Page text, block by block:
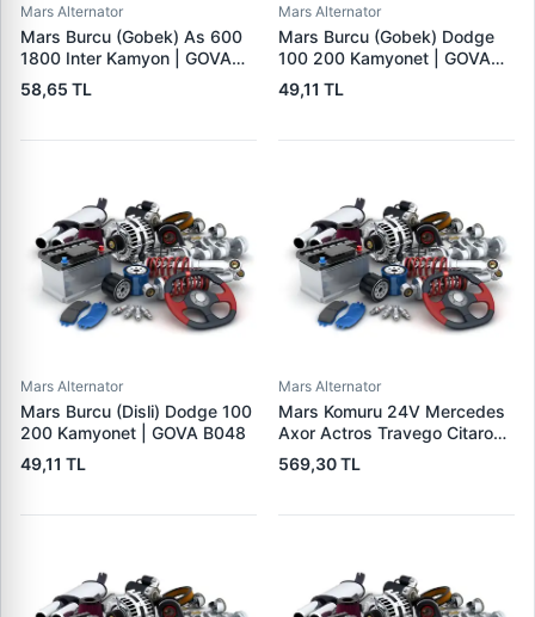
Mars Alternator
Mars Burcu (Gobek) As 600
1800 Inter Kamyon | GOVA
B054
58,65 TL
Mars Alternator
Mars Burcu (Gobek) Dodge
100 200 Kamyonet | GOVA
B051
49,11 TL
Mars Alternator
Mars Burcu (Disli) Dodge 100
200 Kamyonet | GOVA B048
49,11 TL
Mars Alternator
Mars Komuru 24V Mercedes
Axor Actros Travego Citaro
Tourismo | MEGA K 008 |
OEM K-008
569,30 TL